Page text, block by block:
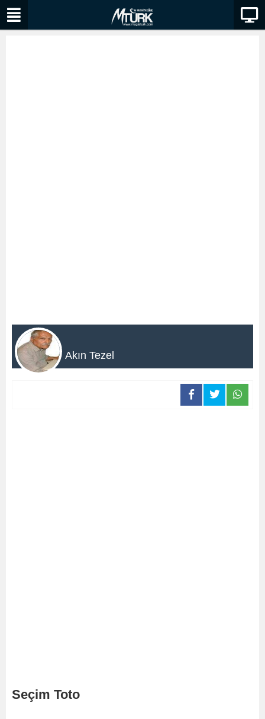
Akın Tezel
Seçim Toto